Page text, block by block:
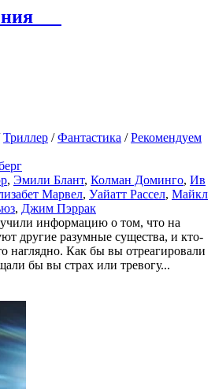
Триллер /Фантастика /Рекомендуем
, Эмили Блант, Колман Доминго, Ив
Марвел, Уайатт Рассел, Майкл
, Джим Пэррак
информацию о том, что на
другие разумные существа, и кто-
наглядно. Как бы вы отреагировали
бы вы страх или тревогу...